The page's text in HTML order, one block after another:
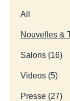
All
Nouvelles &
Salons (16)
Videos (5)
Presse (27)